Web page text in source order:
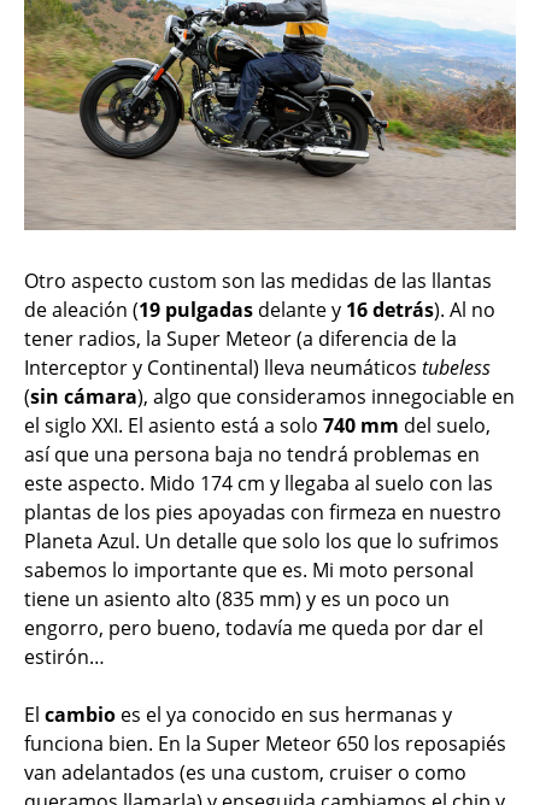
Otro aspecto custom son las medidas de las llantas
de aleación (19 pulgadas delante y 16 detrás). Al no
tener radios, la Super Meteor (a diferencia de la
Interceptor y Continental) lleva neumáticos tubeless
(sin cámara), algo que consideramos innegociable en
el siglo XXI. El asiento está a solo 740 mm del suelo,
así que una persona baja no tendrá problemas en
este aspecto. Mido 174 cm y llegaba al suelo con las
plantas de los pies apoyadas con firmeza en nuestro
Planeta Azul. Un detalle que solo los que lo sufrimos
sabemos lo importante que es. Mi moto personal
tiene un asiento alto (835 mm) y es un poco un
engorro, pero bueno, todavía me queda por dar el
estirón…
El cambio es el ya conocido en sus hermanas y
funciona bien. En la Super Meteor 650 los reposapiés
van adelantados (es una custom, cruiser o como